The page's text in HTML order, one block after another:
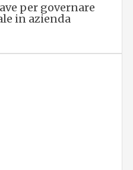
per governare
in azienda